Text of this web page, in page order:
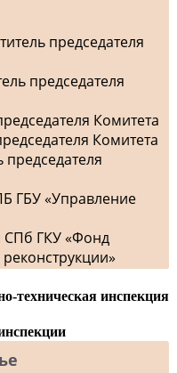
председателя
председателя
Комитета
Комитета
председателя
ГБУ «Управление
ГКУ «Фонд
техническая инспекция